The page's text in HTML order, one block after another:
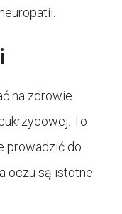
na zdrowie
To
prowadzić do
oczu są istotne